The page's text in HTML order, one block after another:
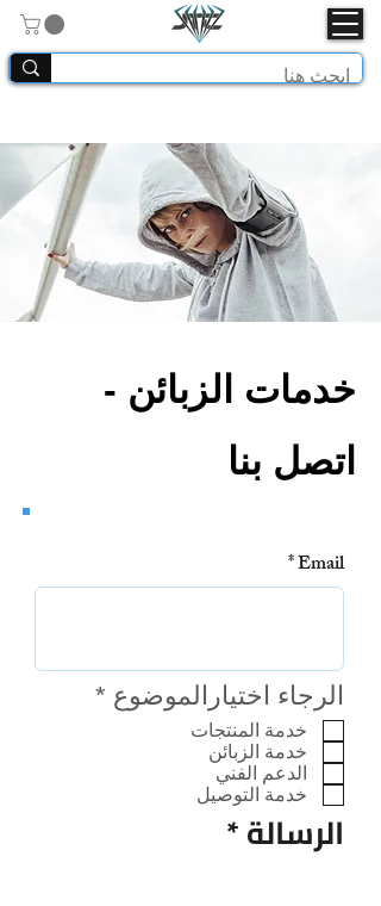
خدمات الزبائن -
اتصل بنا
Email
الرجاء اختيارالموضوع *
إ
خدمة المنتجات
خدمة الزبائن
الدعم الفني
خدمة التوصيل
الرسالة